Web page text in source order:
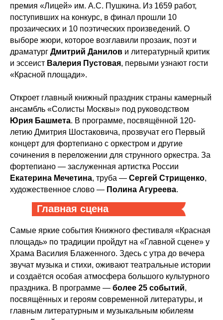
премия «Лицей» им. А.С. Пушкина. Из 1659 работ,
поступивших на конкурс, в финал прошли 10
прозаических и 10 поэтических произведений. О
выборе жюри, которое возглавили прозаик, поэт и
драматург Дмитрий Данилов и литературный критик
и эссеист Валерия Пустовая, первыми узнают гости
«Красной площади».
Откроет главный книжный праздник страны камерный
ансамбль «Солисты Москвы» под руководством
Юрия Башмета. В программе, посвящённой 120-
летию Дмитрия Шостаковича, прозвучат его Первый
концерт для фортепиано с оркестром и другие
сочинения в переложении для струнного оркестра. За
фортепиано — заслуженная артистка России
Екатерина Мечетина, труба — Сергей Стрищенко,
художественное слово — Полина Агуреева.
Главная сцена
Самые яркие события Книжного фестиваля «Красная
площадь» по традиции пройдут на «Главной сцене» у
Храма Василия Блаженного. Здесь с утра до вечера
звучат музыка и стихи, оживают театральные истории
и создаётся особая атмосфера большого культурного
праздника. В программе — более 25 событий,
посвящённых и героям современной литературы, и
главным литературным и музыкальным юбилеям